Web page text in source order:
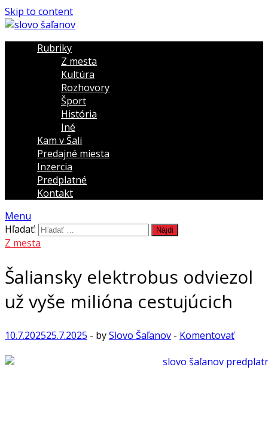
Skip to content
Rubriky
Z mesta
Kultúra
Rozhovory
Šport
História
Iné
Kam v Šali
Predajné miesta
Inzercia
Predplatné
Kontakt
Menu
Hľadať:
Z mesta
Šaliansky elektrobus odviezol
už vyše milióna cestujúcich
10.7.202525.7.2025 - bySlovo Šaľanov - Komentovať